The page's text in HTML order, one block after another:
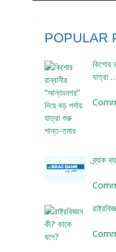
POPULAR
কিশোর
যাত্রা …
ব্র্যাক